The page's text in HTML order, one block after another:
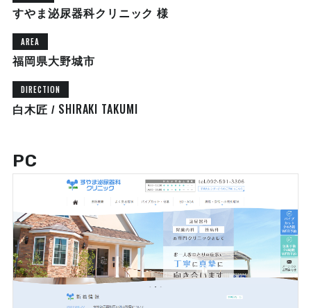
すやま泌尿器科クリニック 様
AREA
福岡県大野城市
DIRECTION
白木匠 / SHIRAKI TAKUMI
PC